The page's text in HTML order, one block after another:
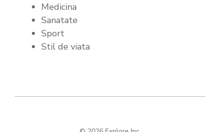
Medicina
Sanatate
Sport
Stil de viata